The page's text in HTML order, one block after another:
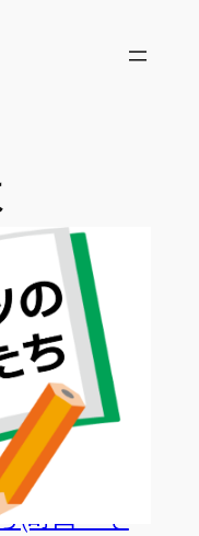
(町田 そ